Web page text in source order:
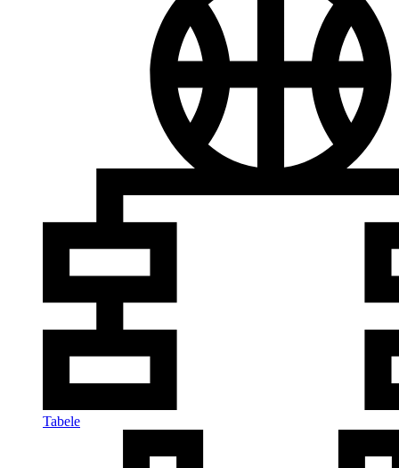
Tabele